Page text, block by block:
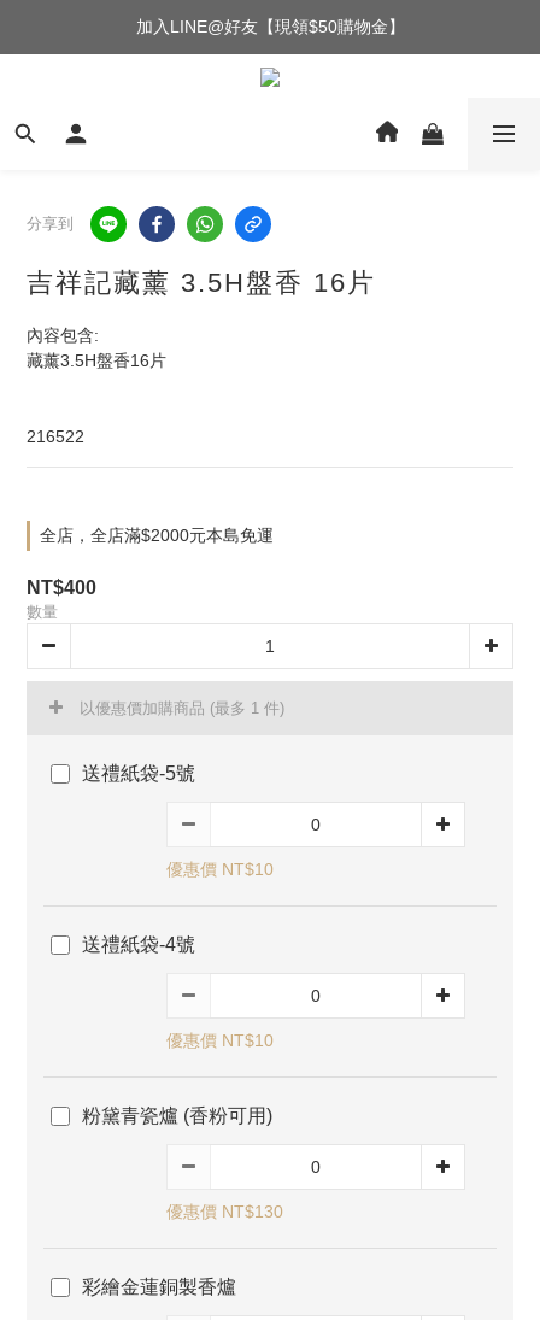
加入LINE@好友【現領$50購物金】
分享到
吉祥記藏薰 3.5H盤香 16片
內容包含:
藏薰3.5H盤香16片
216522
全店，全店滿$2000元本島免運
NT$400
數量
以優惠價加購商品 (最多 1 件)
送禮紙袋-5號
優惠價 NT$10
送禮紙袋-4號
優惠價 NT$10
粉黛青瓷爐 (香粉可用)
優惠價 NT$130
彩繪金蓮銅製香爐